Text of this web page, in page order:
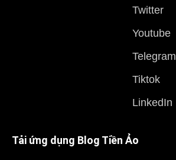
Twitter
Youtube
Telegram
Tiktok
LinkedIn
Tải ứng dụng Blog Tiền Ảo